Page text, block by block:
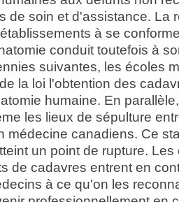
de soin et d'assistance. La
à se
conduit toutefois à
suivantes, les écoles
la loi l'obtention des
humaine. En
les lieux de sépulture
médecine canadiens. Ce
un point de rupture.
de cadavres entrent en
à ce qu'on les